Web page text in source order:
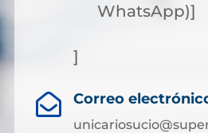
WhatsApp)]
]
 Correo